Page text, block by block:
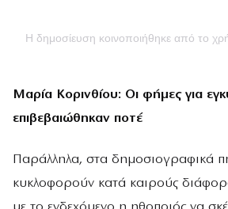
Η δημοσίευση κοινοποιήθηκε από
Μαρία Κορινθίου: Οι φήμες για
επιβεβαιώθηκαν ποτέ
Παράλληλα, στα δημοσιογραφικά
κυκλοφορούν κατά καιρούς